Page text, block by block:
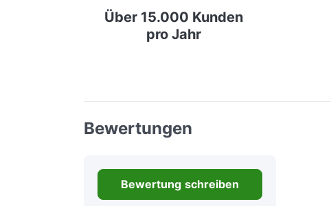
Über 15.000 Kunden
pro Jahr
Bewertungen
Bewertung schreiben